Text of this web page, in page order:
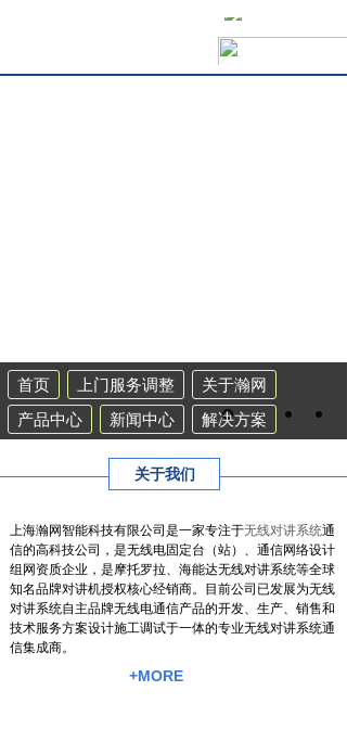
首页 上门服务调整
关于瀚网
产品中心
新闻中心
解决方案
联系我们 集群系统
关于我们
上海瀚网智能科技有限公司是一家专注于无线对讲系统通
信的高科技公司，是无线电固定台（站）、通信网络设计
组网资质企业，是摩托罗拉、海能达无线对讲系统等全球
知名品牌对讲机授权核心经销商。目前公司已发展为无线
对讲系统自主品牌无线电通信产品的开发、生产、销售和
技术服务方案设计施工调试于一体的专业无线对讲系统通
信集成商。
+MORE